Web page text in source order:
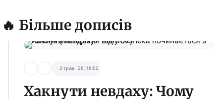
🔥 Більше дописів
2 трав. '26, 16:02
Хакнути невдаху: Чому